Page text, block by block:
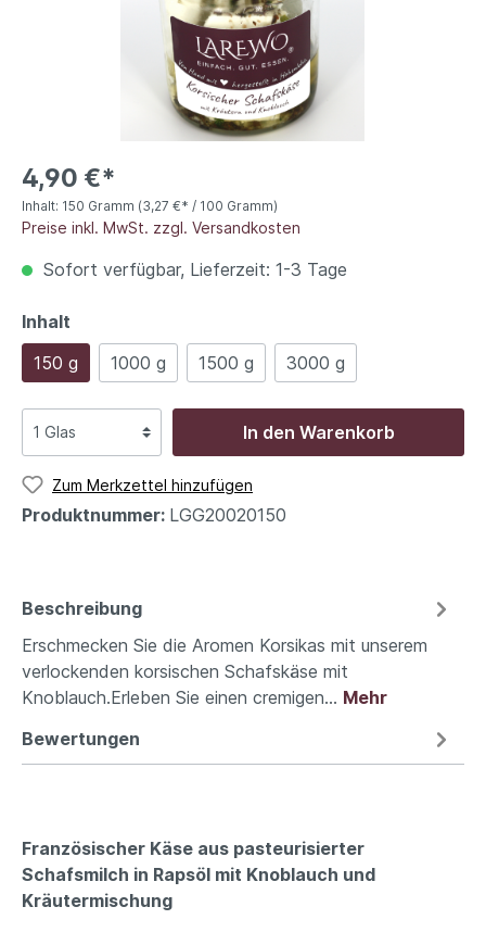
4,90 €*
Inhalt: 150 Gramm (3,27 €* / 100 Gramm)
Preise inkl. MwSt. zzgl. Versandkosten
Sofort verfügbar, Lieferzeit: 1-3 Tage
Inhalt
150 g
1000 g 1500 g 3000 g
In den Warenkorb
Zum Merkzettel hinzufügen
Produktnummer: LGG20020150
Beschreibung
Erschmecken Sie die Aromen Korsikas mit unserem
verlockenden korsischen Schafskäse mit
Knoblauch.Erleben Sie einen cremigen… Mehr
Bewertungen
Französischer Käse aus pasteurisierter
Schafsmilch in Rapsöl mit Knoblauch und
Kräutermischung